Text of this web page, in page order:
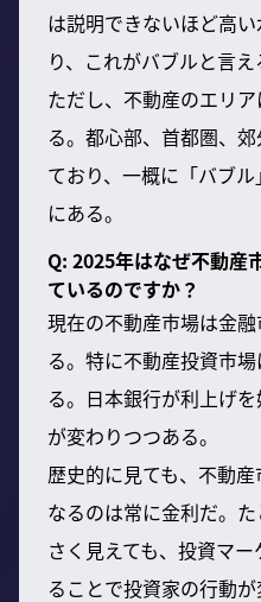
は説明できないほど高
り、これがバブルと言え
ただし、不動産のエリ
る。都心部、首都圏、
ており、一概に「バブ
にある。
Q: 2025年はなぜ不動産
ているのですか？
現在の不動産市場は金
る。特に不動産投資市
る。日本銀行が利上げ
が変わりつつある。
歴史的に見ても、不動
なるのは常に金利だ。
さく見えても、投資マ
ることで投資家の行動が